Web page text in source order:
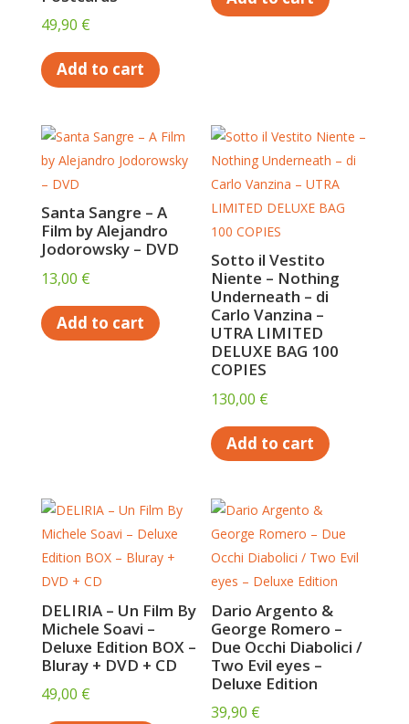
49,90 €
Add to cart
Santa Sangre – A
Film by Alejandro
Jodorowsky – DVD
13,00 €
Add to cart
Sotto il Vestito
Niente – Nothing
Underneath – di
Carlo Vanzina –
UTRA LIMITED
DELUXE BAG 100
COPIES
130,00 €
Add to cart
DELIRIA – Un Film By
Michele Soavi –
Deluxe Edition BOX –
Bluray + DVD + CD
49,00 €
Dario Argento &
George Romero –
Due Occhi Diabolici /
Two Evil eyes –
Deluxe Edition
39,90 €